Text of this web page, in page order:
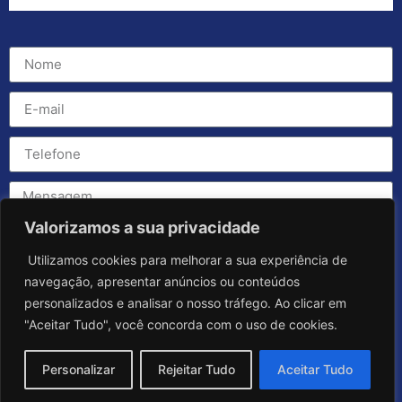
Valorizamos a sua privacidade
Utilizamos cookies para melhorar a sua experiência de
navegação, apresentar anúncios ou conteúdos
personalizados e analisar o nosso tráfego. Ao clicar em
"Aceitar Tudo", você concorda com o uso de cookies.
Personalizar Rejeitar Tudo Aceitar Tudo
Enviar